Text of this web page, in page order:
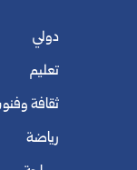
دولي
تعليم
ثقافة
رياضة